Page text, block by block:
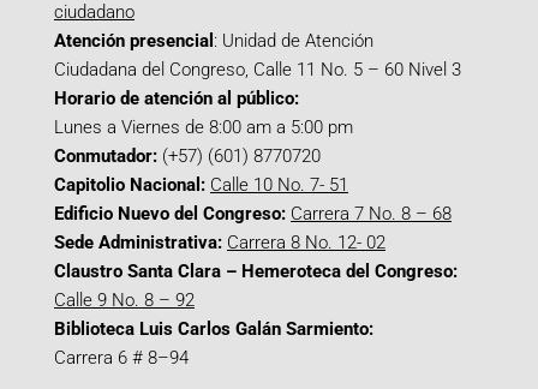
ciudadano
Atención presencial : Unidad de Atención
Ciudadana del Congreso, Calle 11 No. 5 – 60 Nivel 3
Horario de atención al público:
Lunes a Viernes de 8:00 am a 5:00 pm
Conmutador: (+57) (601) 8770720
Capitolio Nacional: Calle 10 No. 7- 51
Edificio Nuevo del Congreso: Carrera 7 No. 8 – 68
Sede Administrativa: Carrera 8 No. 12- 02
Claustro Santa Clara – Hemeroteca del Congreso:
Calle 9 No. 8 – 92
Biblioteca Luis Carlos Galán Sarmiento:
Carrera 6 # 8–94